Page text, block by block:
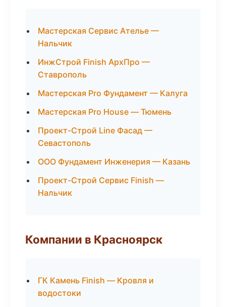
Мастерская Сервис Ателье —
Нальчик
ИнжСтрой Finish АрхПро —
Ставрополь
Мастерская Pro Фундамент — Калуга
Мастерская Pro House — Тюмень
Проект-Строй Line Фасад —
Севастополь
ООО Фундамент Инженерия — Казань
Проект-Строй Сервис Finish —
Нальчик
Компании в Красноярск
ГК Камень Finish — Кровля и
водостоки